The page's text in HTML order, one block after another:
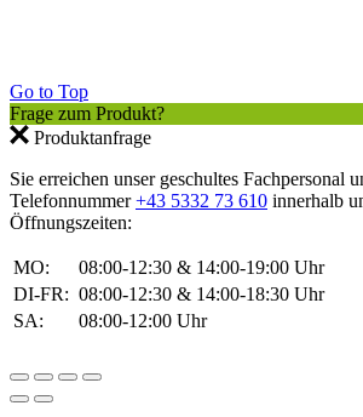
Go to Top
Frage zum Produkt?
Produktanfrage
Sie erreichen unser geschultes Fachpersonal
Telefonnummer+43 5332 73 610 innerhalb
Öffnungszeiten:
MO:
08:00-12:30 & 14:00-19:00 Uhr
DI-FR: 08:00-12:30 & 14:00-18:30 Uhr
SA:
08:00-12:00 Uhr